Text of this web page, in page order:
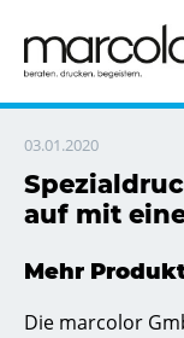
03.01.2020
auf mit
Mehr
Die marcolor